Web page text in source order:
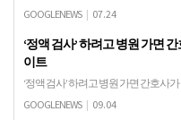
를 준비했다. 팀 K리그와 이탈…
GOOGLENEWS | 07.24
‘정액 검사’ 하려고 병원 가면
이트
‘정액 검사’ 하려고 병원 가면 간호사
과에서는 정액 검사를 하는 피검사자
GOOGLENEWS | 09.04